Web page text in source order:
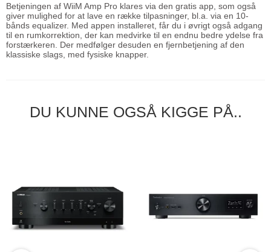
Betjeningen af WiiM Amp Pro klares via den gratis app, som også
giver mulighed for at lave en række tilpasninger, bl.a. via en 10-
bånds equalizer. Med appen installeret, får du i øvrigt også adgang
til en rumkorrektion, der kan medvirke til en endnu bedre ydelse fra
forstærkeren. Der medfølger desuden en fjernbetjening af den
klassiske slags, med fysiske knapper.
DU KUNNE OGSÅ KIGGE PÅ..